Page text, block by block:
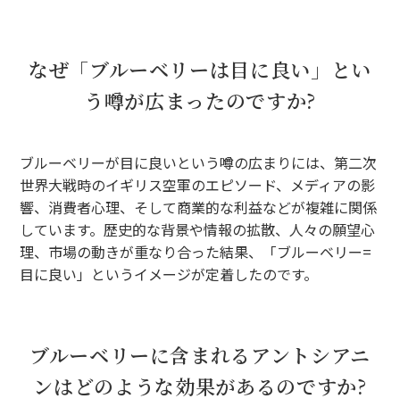
なぜ「ブルーベリーは目に良い」とい
う噂が広まったのですか?
ブルーベリーが目に良いという噂の広まりには、第二次
世界大戦時のイギリス空軍のエピソード、メディアの影
響、消費者心理、そして商業的な利益などが複雑に関係
しています。歴史的な背景や情報の拡散、人々の願望心
理、市場の動きが重なり合った結果、「ブルーベリー=
目に良い」というイメージが定着したのです。
ブルーベリーに含まれるアントシアニ
ンはどのような効果があるのですか?